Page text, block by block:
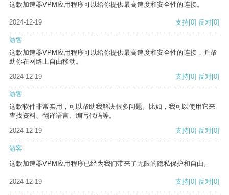
这款加速器VPM应用程序可以给你提供最高速度和安全性的连接。
2024-12-19 支持[0] 反对[0]
游客
这款加速器VPM应用程序可以给你提供最高速度和安全性的连接，并帮
助你在网络上自由移动。
2024-12-19
支持[0] 反对[0]
游客
这款软件非常实用，可以帮助我解决很多问题。比如，我可以使用它来
查找资料、翻译语言、编写代码等。
2024-12-19
支持[0] 反对[0]
游客
这款加速器VPM应用程序已经为我们带来了无限的隐私保护和自由。
2024-12-19 支持[0] 反对[0]